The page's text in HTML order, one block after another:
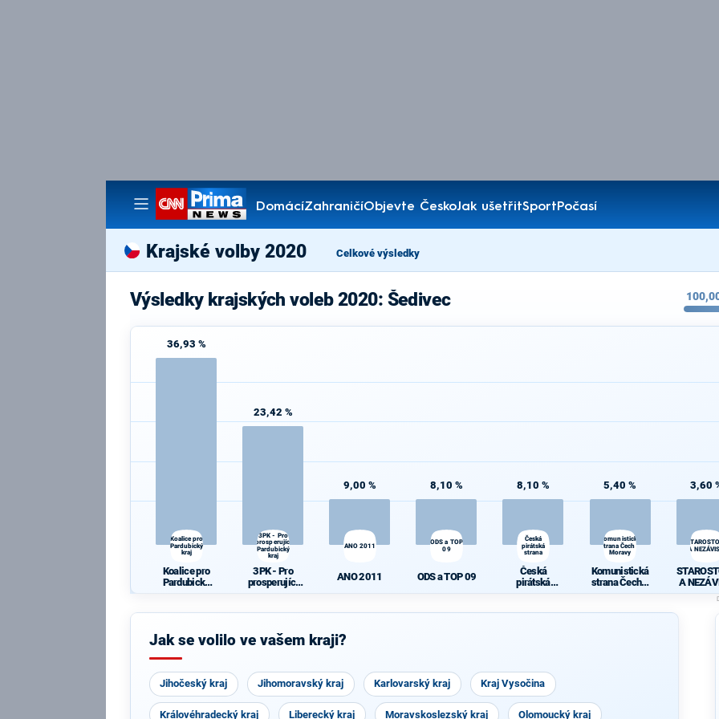
DomácíZahraničíObjevte ČeskoJak ušetřitSportPočasí
Pořady
Krajské volby 2020 Celkové výsledky
Výsledky krajských voleb 2020: Šedivec
36,93 %
Koalice pro
Pardubický
kraj
Koalice pro
Pardubický
23,42 %
3PK - Pro
prosperující
Pardubický
kraj
3PK - Pro
prosperující
9,00 %
ANO 2011
ANO 2011
8,10 %
ODS a TOP
09
ODS a TOP 09
8,10 %
Česká
pirátská
strana
Česká
pirátská
5,40 %
Komunistická
strana Čech a
Moravy
Komunistická
strana Čech a
Moravy
3,60
A
A
Jak se volilo ve vašem kraji?
Jihočeský kraj Jihomoravský kraj Karlovarský kraj Kraj Vysočina
Královéhradecký kraj Liberecký kraj Moravskoslezský kraj Olomoucký kraj